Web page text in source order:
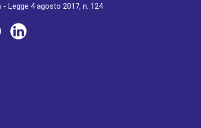
- Legge 4 agosto 2017, n. 124